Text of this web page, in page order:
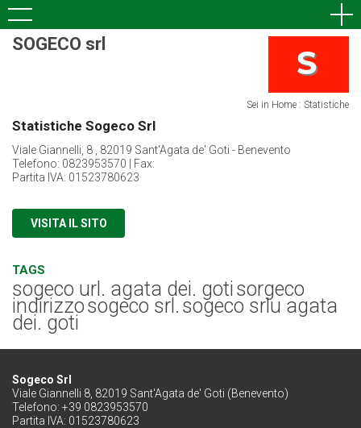
SOGECO srl
Sei in Home : Statistiche
Statistiche Sogeco Srl
Viale Giannelli, 8 , 82019 Sant'Agata de' Goti - Benevento
Telefono: 0823953570 | Fax:
Partita IVA: 01523780623
VISITA IL SITO
TAGS
sogeco url. agata dei. gotisorgeco
indirizzosogeco srl. sogeco srlu agata
dei. goti
Sogeco Srl
Viale Giannelli 8, 82019 Sant'Agata de' Goti (Benevento)
Telefono: +39 0823953570
Partita IVA: 01523780623